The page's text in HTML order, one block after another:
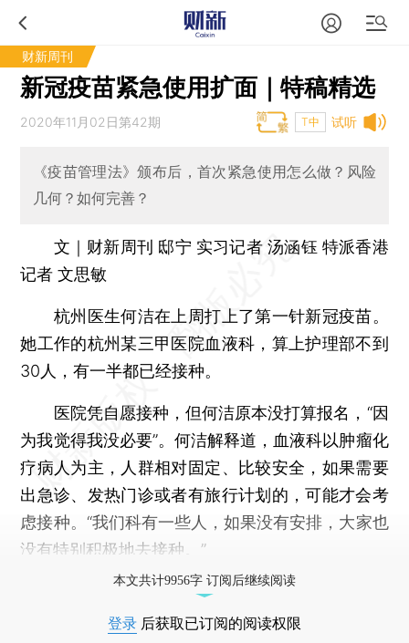
财新周刊
新冠疫苗紧急使用扩面｜特稿精选
试听
2020年11月02日第42期 T中
《疫苗管理法》颁布后，首次紧急使用怎么做？风险
几何？如何完善？
文｜财新周刊 邸宁 实习记者 汤涵钰 特派香港
记者 文思敏
杭州医生何洁在上周打上了第一针新冠疫苗。
她工作的杭州某三甲医院血液科，算上护理部不到
30人，有一半都已经接种。
医院凭自愿接种，但何洁原本没打算报名，“因
为我觉得我没必要”。何洁解释道，血液科以肿瘤化
疗病人为主，人群相对固定、比较安全，如果需要
出急诊、发热门诊或者有旅行计划的，可能才会考
虑接种。“我们科有一些人，如果没有安排，大家也
没有特别积极地去接种。”
本文共计9956字 订阅后继续阅读
登录 后获取已订阅的阅读权限